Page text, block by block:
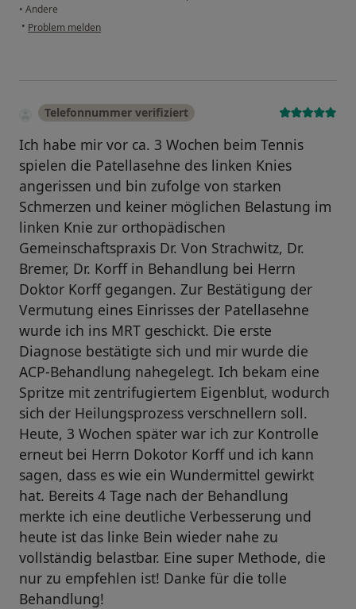
• Andere
• Problem melden
Telefonnummer verifiziert
Ich habe mir vor ca. 3 Wochen beim Tennis
spielen die Patellasehne des linken Knies
angerissen und bin zufolge von starken
Schmerzen und keiner möglichen Belastung im
linken Knie zur orthopädischen
Gemeinschaftspraxis Dr. Von Strachwitz, Dr.
Bremer, Dr. Korff in Behandlung bei Herrn
Doktor Korff gegangen. Zur Bestätigung der
Vermutung eines Einrisses der Patellasehne
wurde ich ins MRT geschickt. Die erste
Diagnose bestätigte sich und mir wurde die
ACP-Behandlung nahegelegt. Ich bekam eine
Spritze mit zentrifugiertem Eigenblut, wodurch
sich der Heilungsprozess verschnellern soll.
Heute, 3 Wochen später war ich zur Kontrolle
erneut bei Herrn Dokotor Korff und ich kann
sagen, dass es wie ein Wundermittel gewirkt
hat. Bereits 4 Tage nach der Behandlung
merkte ich eine deutliche Verbesserung und
heute ist das linke Bein wieder nahe zu
vollständig belastbar. Eine super Methode, die
nur zu empfehlen ist! Danke für die tolle
Behandlung!